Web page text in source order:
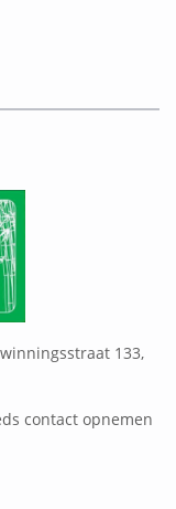
133,
contact opnemen